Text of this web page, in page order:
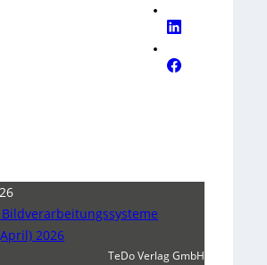
2026
TeDo Verlag GmbH